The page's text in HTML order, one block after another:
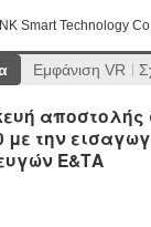
Smart Technology
Εμφάνιση VR
με την
Ε&ΤΑ